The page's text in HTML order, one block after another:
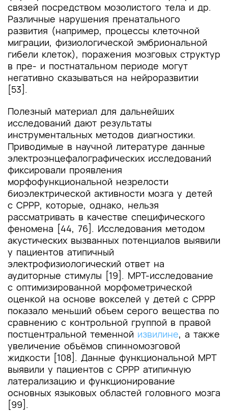
связей посредством мозолистого тела и др.
Различные нарушения пренатального
развития (например, процессы клеточной
миграции, физиологической эмбриональной
гибели клеток), поражения мозговых структур
в пре- и постнатальном периоде могут
негативно сказываться на нейроразвитии
[53].
Полезный материал для дальнейших
исследований дают результаты
инструментальных методов диагностики.
Приводимые в научной литературе данные
электроэнцефалографических исследований
фиксировали проявления
морфофункциональной незрелости
биоэлектрической активности мозга у детей
с СРРР, которые, однако, нельзя
рассматривать в качестве специфического
феномена [44, 76]. Исследования методом
акустических вызванных потенциалов выявили
у пациентов атипичный
электрофизиологический ответ на
аудиторные стимулы [19]. МРТ-исследование
с оптимизированной морфометрической
оценкой на основе вокселей у детей с СРРР
показало меньший объем серого вещества по
сравнению с контрольной группой в правой
постцентральной теменной извилине, а также
увеличение объёмов спинномозговой
жидкости [108]. Данные функциональной МРТ
выявили у пациентов с СРРР атипичную
латерализацию и функционирование
основных языковых областей головного мозга
[99].